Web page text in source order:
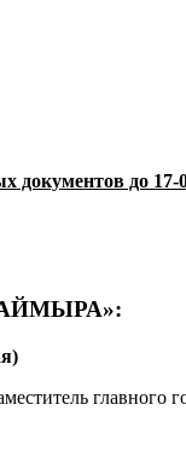
документов до 17-